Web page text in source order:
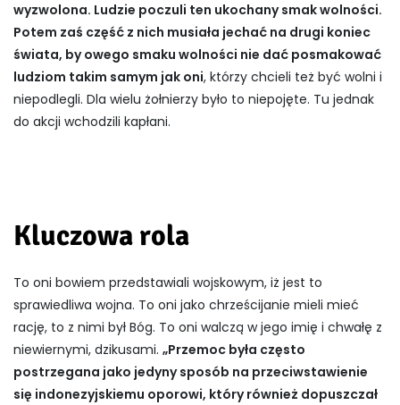
wyzwolona. Ludzie poczuli ten ukochany smak wolności.
Potem zaś część z nich musiała jechać na drugi koniec
świata, by owego smaku wolności nie dać posmakować
ludziom takim samym jak oni, którzy chcieli też być wolni i
niepodlegli. Dla wielu żołnierzy było to niepojęte. Tu jednak
do akcji wchodzili kapłani.
Kluczowa rola
To oni bowiem przedstawiali wojskowym, iż jest to
sprawiedliwa wojna. To oni jako chrześcijanie mieli mieć
rację, to z nimi był Bóg. To oni walczą w jego imię i chwałę z
niewiernymi, dzikusami. „Przemoc była często
postrzegana jako jedyny sposób na przeciwstawienie
się indonezyjskiemu oporowi, który również dopuszczał